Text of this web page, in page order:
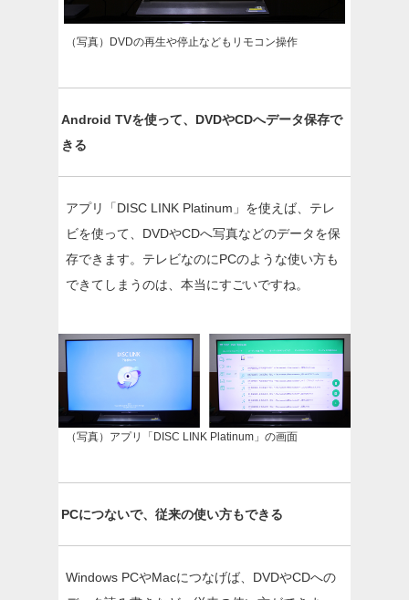
（写真）DVDの再生や停止などもリモコン操作
Android TVを使って、DVDやCDへデータ保存で
きる
アプリ「DISC LINK Platinum」を使えば、テレ
ビを使って、DVDやCDへ写真などのデータを保
存できます。テレビなのにPCのような使い方も
できてしまうのは、本当にすごいですね。
（写真）アプリ「DISC LINK Platinum」の画面
PCにつないで、従来の使い方もできる
Windows PCやMacにつなげば、DVDやCDへの